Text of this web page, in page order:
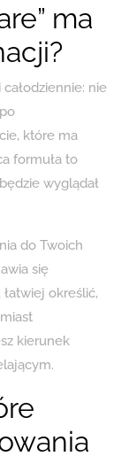
ma
nie
które ma
formuła to
wyglądał
do Twoich
się
określić,
kierunek